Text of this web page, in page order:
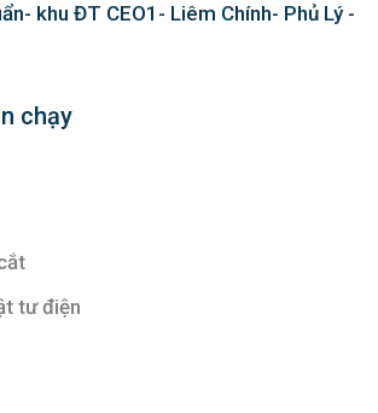
khu ĐT CEO1- Liêm Chính- Phủ Lý -
chạy
tư điện